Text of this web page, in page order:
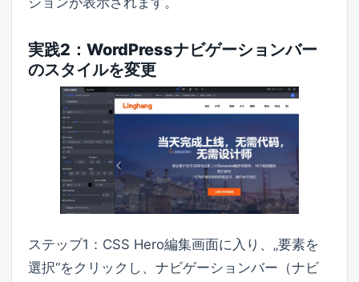
実践2：WordPressナビゲーションバー
のスタイルを変更
ステップ1：CSS Hero編集画面に入り、„要素を
選択“をクリックし、ナビゲーションバー（ナビ